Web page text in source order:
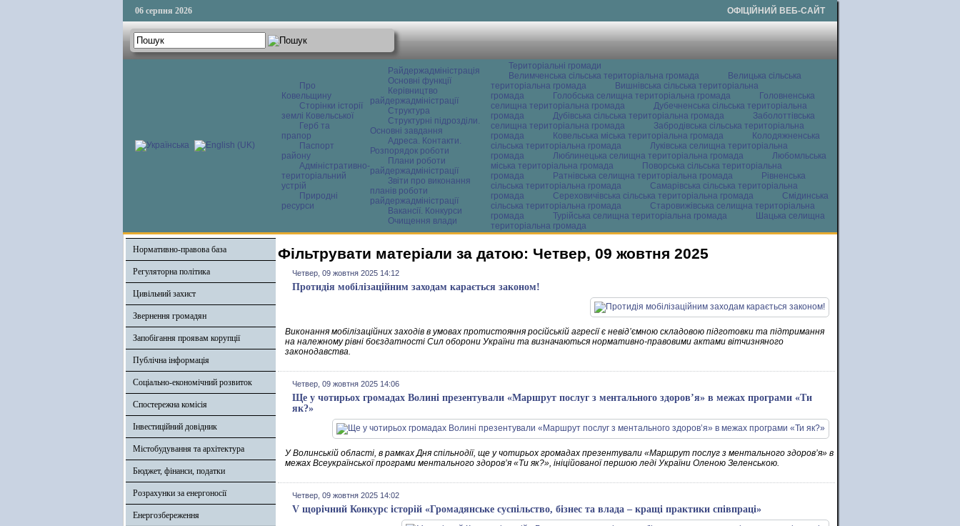
06 серпня 2026 ОФІЦІЙНИЙ ВЕБ-САЙТ
Про
Ковельщину
Сторінки історії
землі Ковельської
Герб та
прапор
Паспорт
району
Адміністративно-
територіальний
устрій
Природні
ресурси
Райдержадміністрація
Основні функції
Керівництво
райдержадміністрації
Структура
Структурні підрозділи.
Основні завдання
Адреса. Контакти.
Розпорядок роботи
Плани роботи
райдержадміністрації
Звіти про виконання
планів роботи
райдержадміністрації
Вакансії. Конкурси
Очищення влади
Територіальні громади
Велимченська сільська територіальна громада
Велицька сільська
територіальна громада
Вишнівська сільська територіальна
громада
Голобська селищна територіальна громада
Головненська
селищна територіальна громада
Дубечненська сільська територіальна
громада
Дубівська сільська територіальна громада
Заболоттівська
селищна територіальна громада
Забродівська сільська територіальна
громада
Ковельська міська територіальна громада
Колодяжненська
сільська територіальна громада
Луківська селищна територіальна
громада
Люблинецька селищна територіальна громада
Любомльська
міська територіальна громада
Поворська сільська територіальна
громада
Ратнівська селищна територіальна громада
Рівненська
сільська територіальна громада
Самарівська сільська територіальна
громада
Сереховичівська сільська територіальна громада
Смідинська
сільська територіальна громада
Старовижівська селищна територіальна
громада
Турійська селищна територіальна громада
Шацька селищна
територіальна громада
Нормативно-правова база
Регуляторна політика
Цивільний захист
Звернення громадян
Запобігання проявам корупції
Публічна інформація
Соціально-економічний розвиток
Спостережна комісія
Інвестиційний довідник
Містобудування та архітектура
Бюджет, фінанси, податки
Розрахунки за енергоносії
Енергозбереження
Фільтрувати матеріали за датою: Четвер, 09 жовтня 2025
Четвер, 09 жовтня 2025 14:12
Протидія мобілізаційним заходам карається законом!
Виконання мобілізаційних заходів в умовах протистояння російській агресії є невід’ємною складовою підготовки та підтримання
на належному рівні боєздатності Сил оборони України та визначаються нормативно-правовими актами вітчизняного
законодавства.
Четвер, 09 жовтня 2025 14:06
Ще у чотирьох громадах Волині презентували «Маршрут послуг з ментального здоров’я» в межах програми «Ти
як?»
У Волинській області, в рамках Дня спільнодії, ще у чотирьох громадах презентували «Маршрут послуг з ментального здоров’я» в
межах Всеукраїнської програми ментального здоров’я «Ти як?», ініційованої першою леді України Оленою Зеленською.
Четвер, 09 жовтня 2025 14:02
V щорічний Конкурс історій «Громадянське суспільство, бізнес та влада – кращі практики співпраці»